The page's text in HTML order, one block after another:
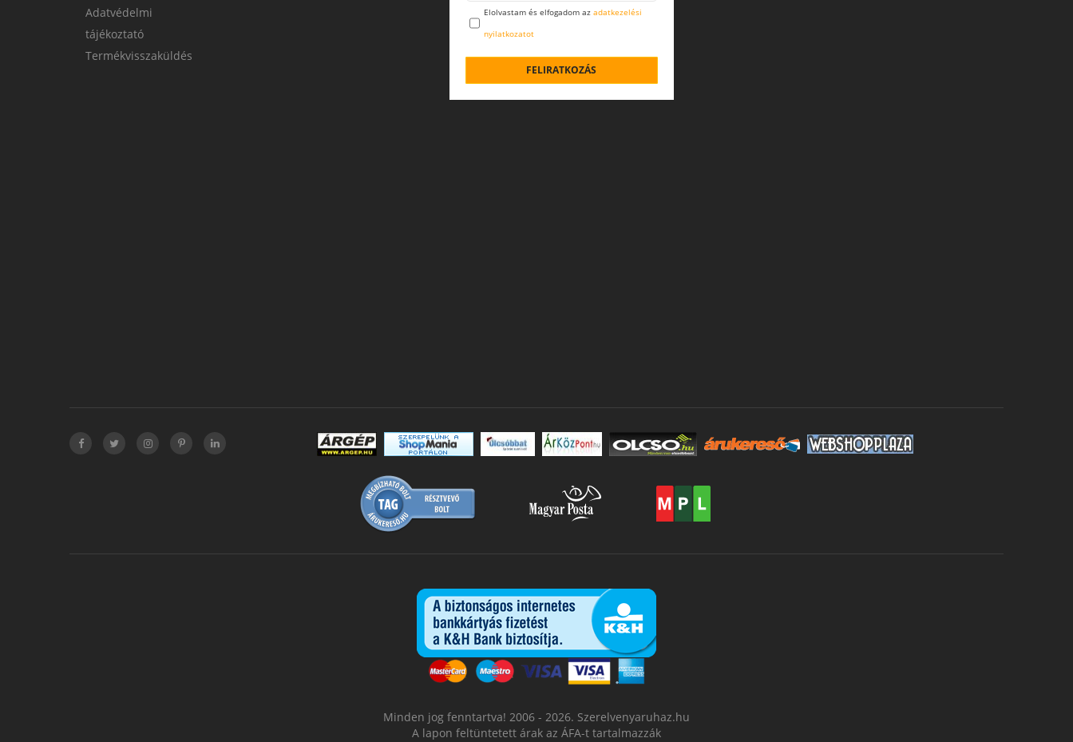
Adatvédelmi
tájékoztató
Termékvisszaküldés
Elolvastam és elfogadom az adatkezelési
nyilatkozatot
FELIRATKOZÁS
Minden jog fenntartva! 2006 - 2026. Szerelvenyaruhaz.hu
A lapon feltüntetett árak az ÁFA-t tartalmazzák